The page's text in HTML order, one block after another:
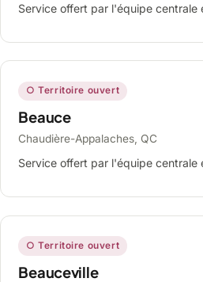
Service offert par l'équipe
○ Territoire ouvert
Beauce
Chaudière-Appalaches, QC
Service offert par l'équipe
○ Territoire ouvert
Beauceville